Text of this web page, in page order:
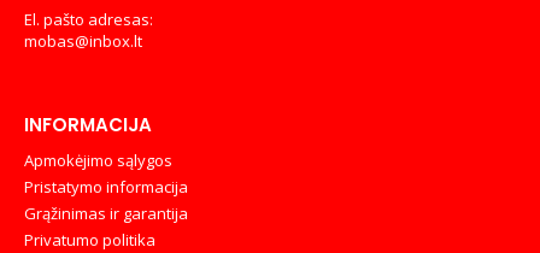
El. pašto adresas:
mobas@inbox.lt
INFORMACIJA
Apmokėjimo sąlygos
Pristatymo informacija
Grąžinimas ir garantija
Privatumo politika